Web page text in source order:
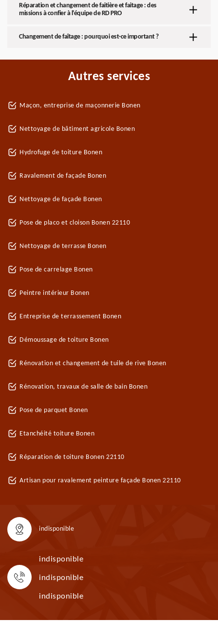
Réparation et changement de faitière et faitage : des
missions à confier à l’équipe de RD PRO
Changement de faîtage : pourquoi est-ce important ?
Autres services
Maçon, entreprise de maçonnerie Bonen
Nettoyage de bâtiment agricole Bonen
Hydrofuge de toiture Bonen
Ravalement de façade Bonen
Nettoyage de façade Bonen
Pose de placo et cloison Bonen 22110
Nettoyage de terrasse Bonen
Pose de carrelage Bonen
Peintre intérieur Bonen
Entreprise de terrassement Bonen
Démoussage de toiture Bonen
Rénovation et changement de tuile de rive Bonen
Rénovation, travaux de salle de bain Bonen
Pose de parquet Bonen
Etanchéité toiture Bonen
Réparation de toiture Bonen 22110
Artisan pour ravalement peinture façade Bonen 22110
indisponible
indisponible
indisponible
indisponible